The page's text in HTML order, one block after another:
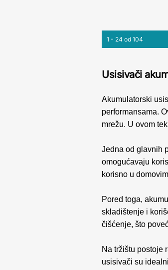
1 - 24 od 104
Usisivači
Akumulatorski
performansama.
mrežu. U ovom
Jedna od glavnih
omogućavaju
korisno u
Pored toga,
skladištenje i
čišćenje, što
Na tržištu postoje
usisivači su